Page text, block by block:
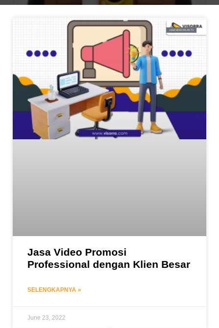
JASA VIDEO IKLAN TV
Jasa Video Promosi
Professional dengan Klien Besar
SELENGKAPNYA »
June 23, 2022